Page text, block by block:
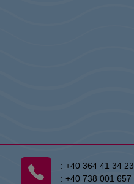
: +40 364 41 34 23
: +40 738 001 657